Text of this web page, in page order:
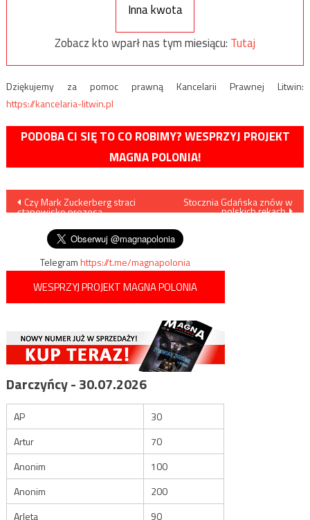
Inna kwota
Zobacz kto wparł nas tym miesiącu: Tutaj
Dziękujemy za pomoc prawną Kancelarii Prawnej Litwin:
https://kancelaria-litwin.pl
PODOBA CI SIĘ TO CO ROBIMY? WESPRZYJ PROJEKT
MAGNA POLONIA!
Nawigacja
wpisu
Czy Mark Zuckerberg straci
stanowisko prezesa
Stocznia Gdańska znów w
polskich rękach
Telegramhttps://t.me/magnapolonia
WESPRZYJ PROJEKT MAGNA POLONIA
Darczyńcy - 30.07.2026
AP
30
Artur
70
Anonim
100
Anonim
200
Arleta
90